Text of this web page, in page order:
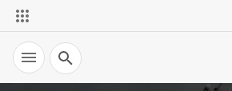
Recherche